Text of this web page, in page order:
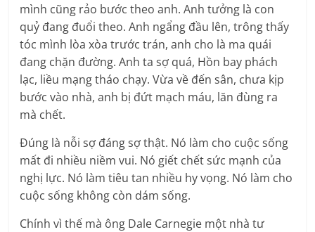
mình cũng rảo bước theo anh. Anh tưởng là con
quỷ đang đuổi theo. Anh ngẩng đầu lên, trông thấy
tóc mình lòa xòa trước trán, anh cho là ma quái
đang chặn đường. Anh ta sợ quá, Hồn bay phách
lạc, liều mạng tháo chạy. Vừa về đến sân, chưa kịp
bước vào nhà, anh bị đứt mạch máu, lăn đùng ra
mà chết.
Đúng là nỗi sợ đáng sợ thật. Nó làm cho cuộc sống
mất đi nhiều niềm vui. Nó giết chết sức mạnh của
nghị lực. Nó làm tiêu tan nhiều hy vọng. Nó làm cho
cuộc sống không còn dám sống.
Chính vì thế mà ông Dale Carnegie một nhà tư